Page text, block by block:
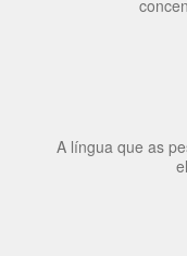
Ser fluente em
A língua que as